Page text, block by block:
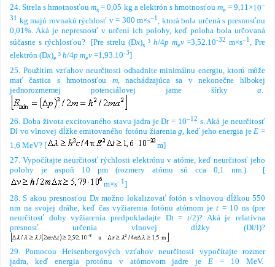
24. Strela s hmotnosťoums = 0,05 kg a elektrón s hmotnosťou me = 9,11×10–
31 kg majú rovnakú rýchlosť v= 300 m×s–1 , ktorá bola určená s presnosťou
0,01%. Aká je nepresnosť v určení ich polohy, keď poloha bola určovaná
súčasne s rýchlosťou?
[Pre strelu (Dx)s ³ h/4p mev=3,52.10-32 m×s–1, Pre
elektrón (Dx)e ³ h/4p mev =1,93.10-3]
25. Použitím vzťahov neurčitosti odhadnite minimálnu energiu, ktorú môže
mať častica s hmotnosťou m, nachádzajúca sa v nekonečne hlbokej
jednorozmernej potenciálovej jame šírkya
26. Doba života excitovaného stavu jadra jeDt = 10–12 s. Aká je neurčitosť
Dl vo vlnovej dĺžke emitovaného fotónu žiareniag, keď jeho energia jeE=
1,6 MeV? [ m]
27. Vypočítajte neurčitosť rýchlosti elektrónu v atóme, keď neurčitosť jeho
polohy je aspoň 10 pm (rozmery atómu sú cca 0,1 nm.).
[
m×s–1]
28. S akou presnosťou Dxmožno lokalizovať fotón s vlnovou dĺžkou 550
nm na svojej dráhe, keď čas vyžiarenia fotónu atómom je t = 10 ns (pre
neurčitosť doby vyžiarenia predpokladajte Dt =t/2)? Aká je relatívna
presnosť určenia vlnovej dĺžky (Dl/l)?
29. Pomocou Heisenbergových vzťahov neurčitosti vypočítajte rozmer
jadra, keď energia protónu v
atómovom jadre jeE = 10 MeV.